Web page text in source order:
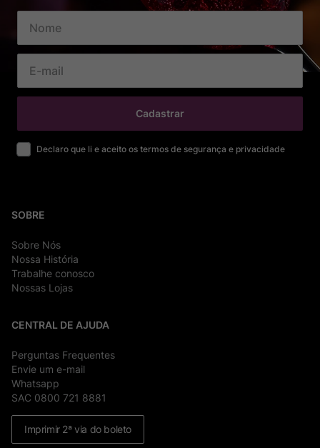
Cadastrar
Declaro que li e aceito os termos de segurança e privacidade
SOBRE
Sobre Nós
Nossa História
Trabalhe conosco
Nossas Lojas
CENTRAL DE AJUDA
Perguntas Frequentes
Envie um e-mail
Whatsapp
SAC 0800 721 8881
Imprimir 2ª via do boleto